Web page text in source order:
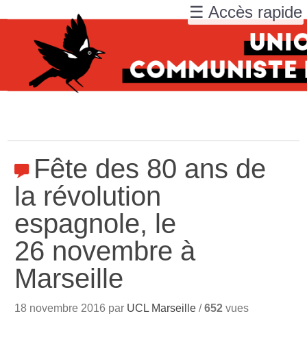
Fête des 80 ans de
la révolution
espagnole, le
26 novembre à
Marseille
18 novembre 2016 par UCL Marseille /652 vues
☰ Accès rapide